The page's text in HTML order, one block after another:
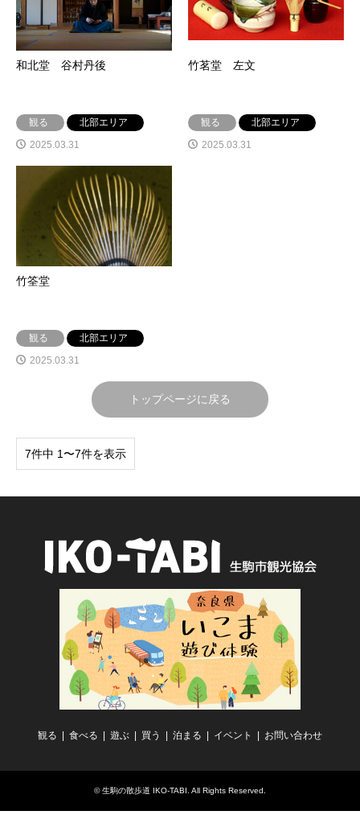
和北堂 谷村丹後
観る
北部エリア
2025.03.31
竹茗堂 左文
観る
北部エリア
2025.03.31
竹筌堂
観る
北部エリア
2025.03.31
トップページに戻る
7件中 1〜7件を表示
観る 食べる 遊ぶ 買う 泊まる イベント お問い合わせ
©生駒の散歩道 IKO-TABI . All Rights Reserved.